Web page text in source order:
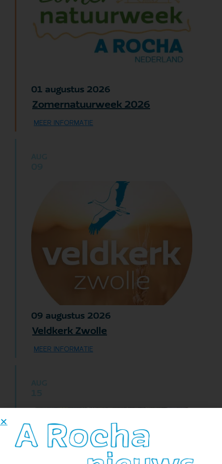
01 augustus 2026
Zomernatuurweek 2026
MEER INFORMATIE
09 augustus 2026
Veldkerk Zwolle
MEER INFORMATIE